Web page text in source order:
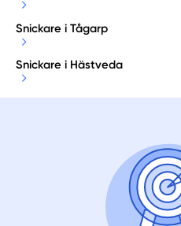
Snickare i Tågarp
Snickare i Hästveda